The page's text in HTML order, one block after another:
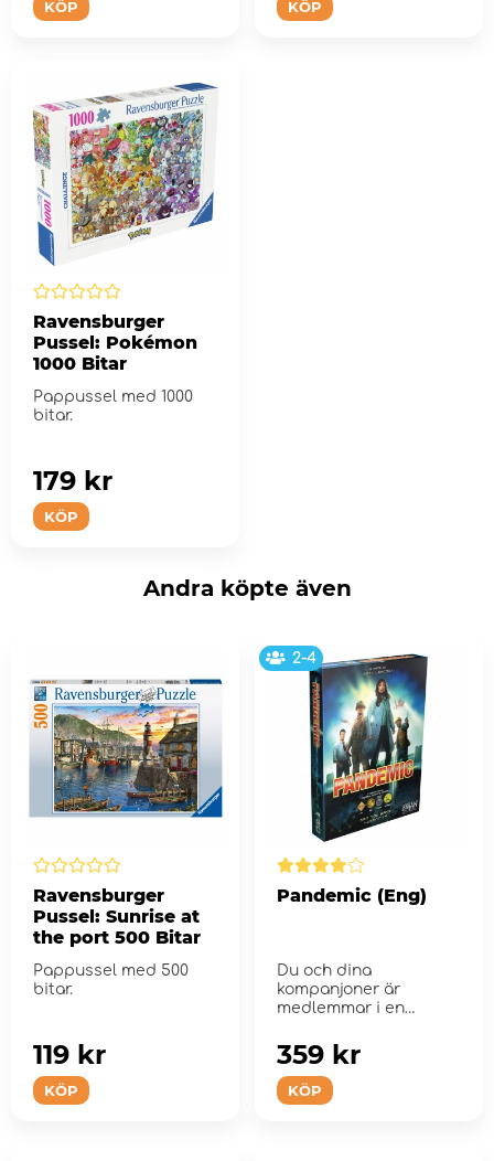
KÖP KÖP
Ravensburger
Pussel: Pokémon
1000 Bitar
Pappussel med 1000
bitar.
KÖP
179 kr
Andra köpte även
Ravensburger
Pussel: Sunrise at
the port 500 Bitar
Pappussel med 500
bitar.
KÖP
119 kr
2-4
Pandemic (Eng)
Du och dina
kompanjoner är
medlemmar i en
KÖP
359 kr